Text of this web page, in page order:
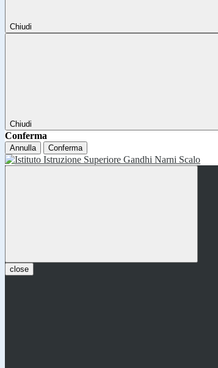
Chiudi
Chiudi
Conferma
Annulla Conferma
close